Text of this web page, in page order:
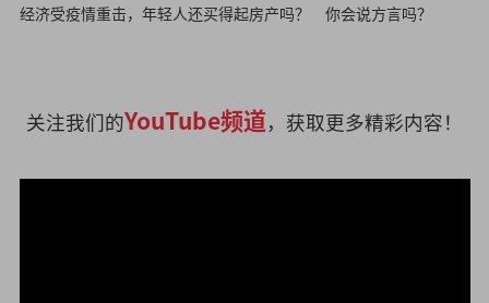
经济受疫情重击，年轻人还买得起房产吗？ 你会说方言吗？
关注我们的YouTube频道，获取更多精彩内容！